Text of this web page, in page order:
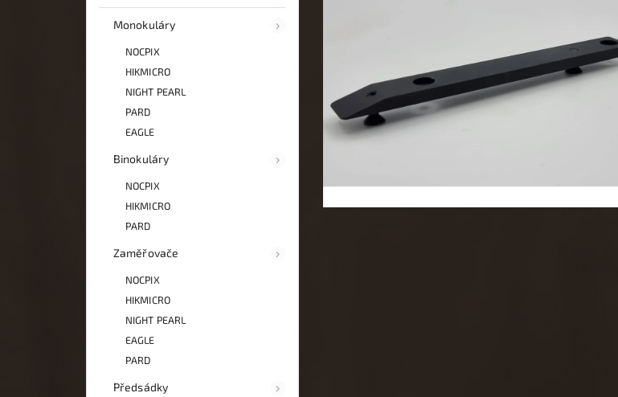
Monokuláry
NOCPIX
HIKMICRO
NIGHT PEARL
PARD
EAGLE
Binokuláry
NOCPIX
HIKMICRO
PARD
Zaměřovače
NOCPIX
HIKMICRO
NIGHT PEARL
EAGLE
PARD
Předsádky